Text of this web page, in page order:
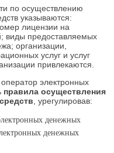
по осуществлению
указываются:
лицензии на
виды предоставляемых
организации,
услуг и услуг
привлекаются.
электронных
правила осуществления
, урегулировав:
денежных
денежных